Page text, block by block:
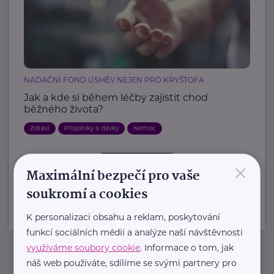
NADAČNÍ FOND ÚSMĚV NEJEN PRO KRYŠTOFA
Jak a kde si během léčby zajistit chod
běžného života?
Zdraví Příspěvky a dávky Nemoc
Další články ×
Maximální bezpečí pro vaše
soukromí a cookies
K personalizaci obsahu a reklam, poskytování
funkcí sociálních médií a analýze naší návštěvnosti
využíváme soubory cookie. Informace o tom, jak
náš web používáte, sdílíme se svými partnery pro